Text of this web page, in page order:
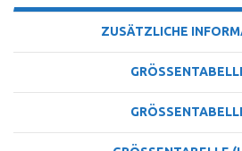
ZUSÄTZLICHE